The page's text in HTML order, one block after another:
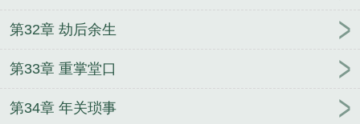
第32章 劫后余生
第33章 重掌堂口
第34章 年关琐事